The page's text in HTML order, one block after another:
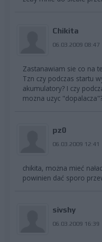
Chikita
06.03.2009 08:47
Zastanawiam sie co na
Tzn czy podczas startu
akumulatory? I czy
mozna uzyc
pz0
06.03.2009 12:41
chikita, można mieć
powinien dać sporo
sivshy
06.03.2009 16:39